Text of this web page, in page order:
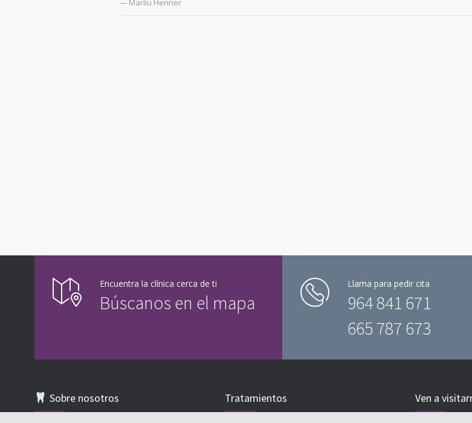
— Marliu Henner
Encuentra la clínica cerca de ti
Búscanos en el mapa
Llama para pedir cita
964 841 671
665 787 673
Sobre nosotros Tratamientos Ven a